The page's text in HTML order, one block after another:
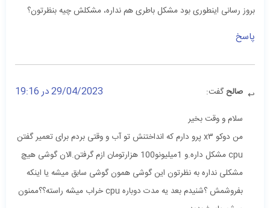
بروز رسانی اینطوری بود مشکل باطری هم نداره، مشکلش چیه بنظرتون؟
پاسخ
صالح گفت: 29/04/2023 در 19:16
سلام و وقت بخیر
من دوکو x۳ پرو دارم که انداختنش تو آب و وقتی بردم برای تعمیر گفتن
cpu مشکل داره.و 1میلیونو100 هزارتومان ازم گرفتن.الان گوشی هیچ
مشکلی نداره به نظرتون این گوشی همون گوشی سابق میشه یا اینکه
بفروشمش ؟شنیدم بعد یه مدت دوباره cpu خراب میشه راسته؟؟ممنون